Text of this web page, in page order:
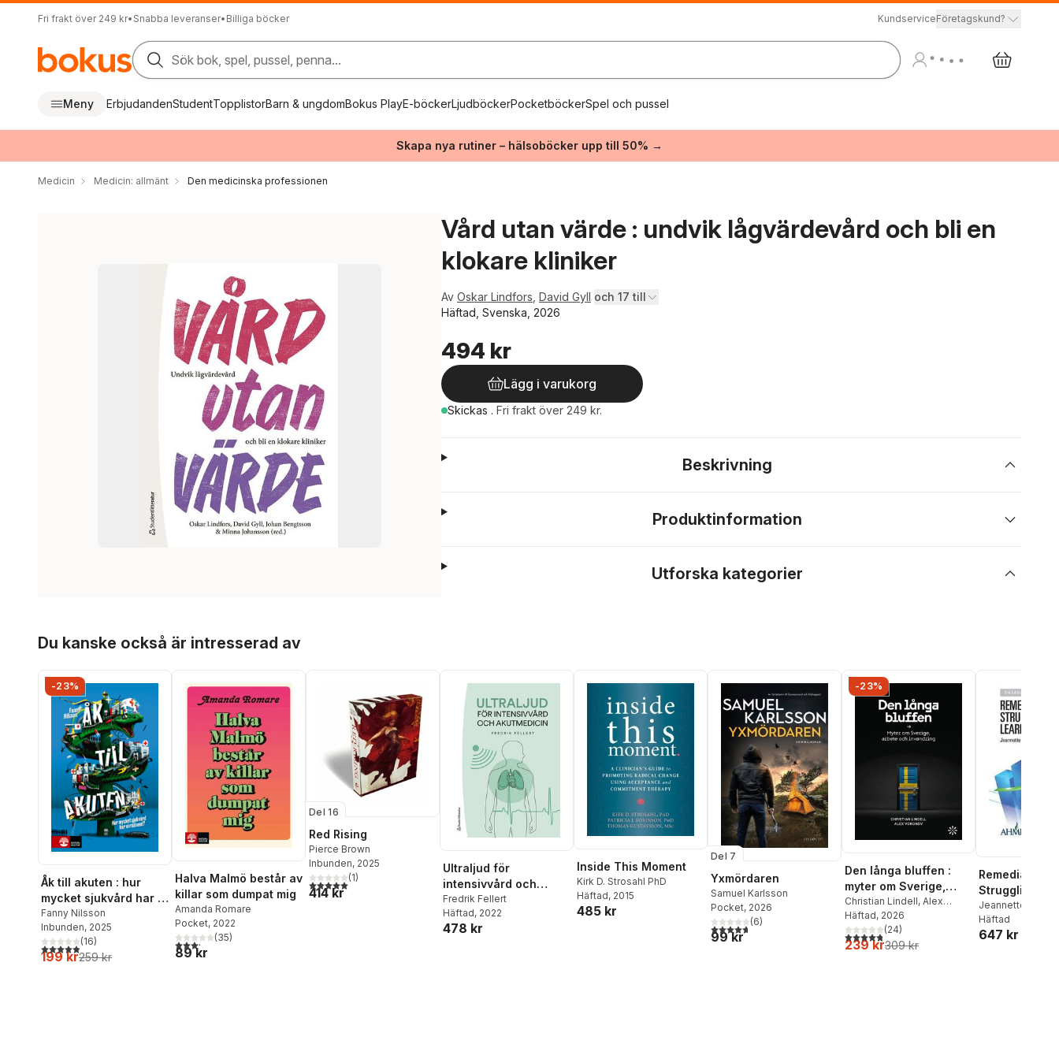
Fri frakt över 249 kr• Snabba leveranser• Billiga böcker KundserviceFöretagskund?
Sök bok, spel, pussel, penna...
Meny ErbjudandenStudentTopplistorBarn & ungdomBokus PlayE-böckerLjudböckerPocketböckerSpel och pussel
Skapa nya rutiner – hälsoböcker upp till 50% →
Medicin Medicin: allmänt Den medicinska professionen
Vård utan värde : undvik lågvärdevård och bli en
klokare kliniker
Av Oskar Lindfors David Gyll och 17 till
Häftad, Svenska, 2026
494 kr
Lägg i varukorg
Skickas . Fri frakt över 249 kr.
Beskrivning
Produktinformation
Utforska kategorier
Du kanske också är intresserad av
-23%
Åk till akuten : hur
mycket sjukvård har vi
råd med?
Fanny Nilsson
Inbunden, 2025
4,9utav 5 stjärnor. Totalt antal röster:
(16)
199 kr259 kr
Halva Malmö består av
killar som dumpat mig
Amanda Romare
Pocket, 2022
3,2utav 5 stjärnor. Totalt antal röster:
(35)
89 kr
Del 16
Red Rising
Pierce Brown
Inbunden, 2025
5,0utav 5 stjärnor. Totalt antal röster:
(1)
414 kr
Ultraljud för
intensivvård och
akutmedicin
Fredrik Fellert
Häftad, 2022
478 kr
Inside This Moment
Kirk D. Strosahl PhD
Häftad, 2015
485 kr
Del 7
Yxmördaren
Samuel Karlsson
Pocket, 2026
4,7utav 5 stjärnor. Totalt antal röster:
(6)
99 kr
-23%
Den långa bluffen :
myter om Sverige,
arbete och invandring
Christian Lindell, Alex
Voronov
Häftad, 2026
4,8utav 5 stjärnor. Totalt antal röster:
(24)
239 kr309 kr
Remediation
Struggling
Learner
Jeannette
Häftad
647 kr